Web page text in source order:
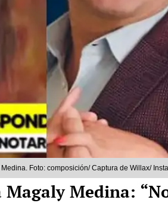
Foto: composición/ Captura de Willax/
Medina: